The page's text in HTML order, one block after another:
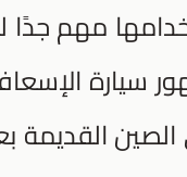
مهم جدًا
سيارة
القديمة